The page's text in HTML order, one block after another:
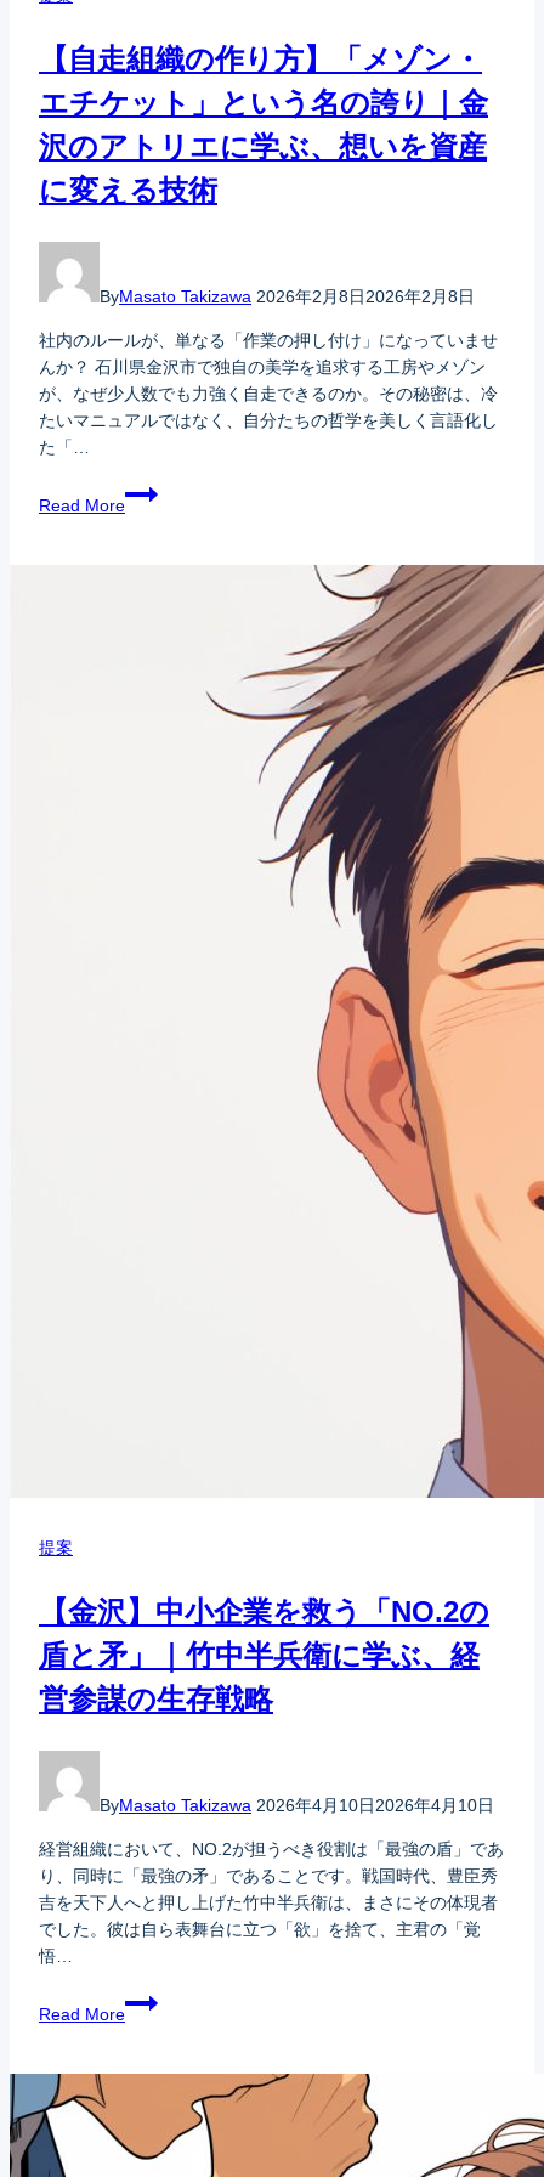
【自走組織の作り方】「メゾン・
エチケット」という名の誇り｜金
沢のアトリエに学ぶ、想いを資産
に変える技術
ByMasato Takizawa 2026年2月8日2026年2月8日
社内のルールが、単なる「作業の押し付け」になっていませ
んか？ 石川県金沢市で独自の美学を追求する工房やメゾン
が、なぜ少人数でも力強く自走できるのか。その秘密は、冷
たいマニュアルではなく、自分たちの哲学を美しく言語化し
た「…
Read More
提案
【金沢】中小企業を救う「NO.2の
盾と矛」｜竹中半兵衛に学ぶ、経
営参謀の生存戦略
ByMasato Takizawa 2026年4月10日2026年4月10日
経営組織において、NO.2が担うべき役割は「最強の盾」であ
り、同時に「最強の矛」であることです。戦国時代、豊臣秀
吉を天下人へと押し上げた竹中半兵衛は、まさにその体現者
でした。彼は自ら表舞台に立つ「欲」を捨て、主君の「覚
悟…
Read More